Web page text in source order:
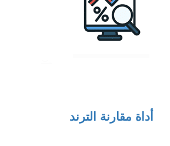
أداة مقارنة الترند